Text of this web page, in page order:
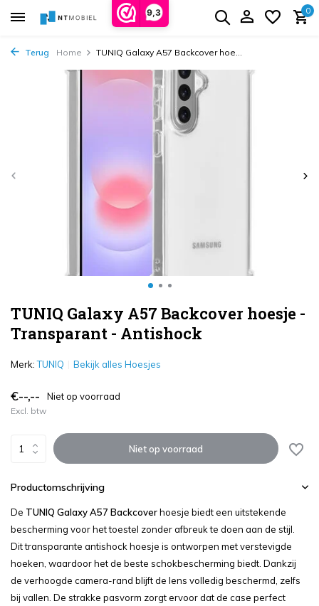
9,3 0
Terug Home TUNIQ Galaxy A57 Backcover hoe...
TUNIQ Galaxy A57 Backcover hoesje -
Transparant - Antishock
Merk:TUNIQ Bekijk alles Hoesjes
€--,-- Niet op voorraad
Excl. btw
Niet op voorraad
Productomschrijving
De TUNIQ Galaxy A57 Backcoverhoesje biedt een uitstekende
bescherming voor het toestel zonder afbreuk te doen aan de stijl.
Dit transparante antishock hoesje is ontworpen met verstevigde
hoeken, waardoor het de beste schokbescherming biedt. Dankzij
de verhoogde camera-rand blijft de lens volledig beschermd, zelfs
bij vallen. De strakke pasvorm zorgt ervoor dat de case perfect